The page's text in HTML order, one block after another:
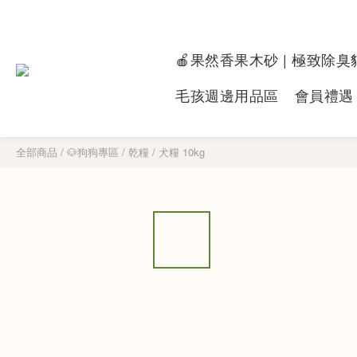
🍎果然香果木砂 | 極致除臭
毛孩週邊用品區
會員禮遇
全部商品 / 🐶狗狗專區​ / 乾糧 / 犬糧 10kg